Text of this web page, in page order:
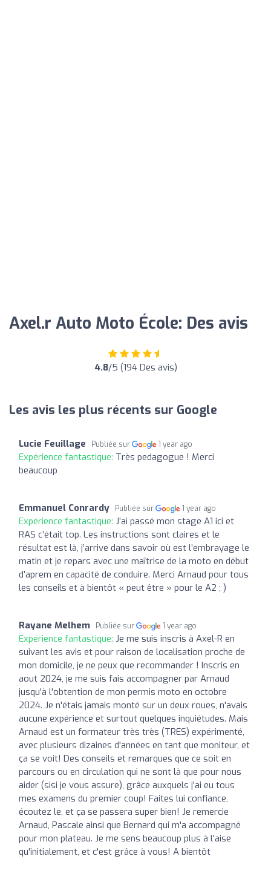
Axel.r Auto Moto École: Des avis
4.8/5 (194 Des avis)
Les avis les plus récents sur Google
Lucie Feuillage Publiée sur 1 year ago
Expérience fantastique: Très pedagogue ! Merci
beaucoup
Emmanuel Conrardy Publiée sur 1 year ago
Expérience fantastique: J’ai passé mon stage A1 ici et
RAS c’était top. Les instructions sont claires et le
résultat est là, j’arrive dans savoir où est l’embrayage le
matin et je repars avec une maîtrise de la moto en début
d’aprem en capacité de conduire. Merci Arnaud pour tous
les conseils et à bientôt « peut être » pour le A2 ; )
Rayane Melhem Publiée sur 1 year ago
Expérience fantastique: Je me suis inscris à Axel-R en
suivant les avis et pour raison de localisation proche de
mon domicile, je ne peux que recommander ! Inscris en
aout 2024, je me suis fais accompagner par Arnaud
jusqu'à l'obtention de mon permis moto en octobre
2024. Je n'étais jamais monté sur un deux roues, n'avais
aucune expérience et surtout quelques inquiétudes. Mais
Arnaud est un formateur très très (TRES) expérimenté,
avec plusieurs dizaines d'années en tant que moniteur, et
ça se voit! Des conseils et remarques que ce soit en
parcours ou en circulation qui ne sont là que pour nous
aider (sisi je vous assure), grâce auxquels j'ai eu tous
mes examens du premier coup! Faites lui confiance,
écoutez le, et ça se passera super bien! Je remercie
Arnaud, Pascale ainsi que Bernard qui m'a accompagné
pour mon plateau. Je me sens beaucoup plus à l'aise
qu'initialement, et c'est grâce à vous! A bientôt